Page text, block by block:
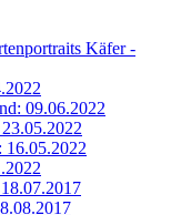
Käfer -
09.06.2022
16.05.2022